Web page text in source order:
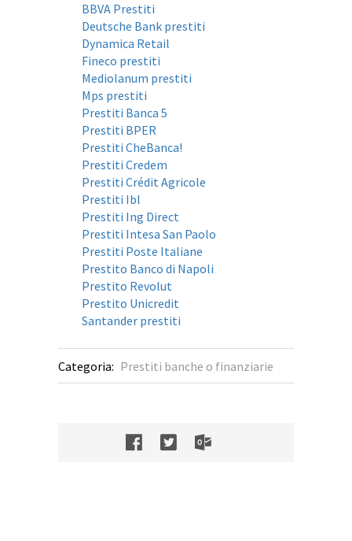
BBVA Prestiti
Deutsche Bank prestiti
Dynamica Retail
Fineco prestiti
Mediolanum prestiti
Mps prestiti
Prestiti Banca 5
Prestiti BPER
Prestiti CheBanca!
Prestiti Credem
Prestiti Crédit Agricole
Prestiti Ibl
Prestiti Ing Direct
Prestiti Intesa San Paolo
Prestiti Poste Italiane
Prestito Banco di Napoli
Prestito Revolut
Prestito Unicredit
Santander prestiti
Categoria: Prestiti banche o finanziarie